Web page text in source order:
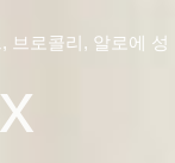
브로콜리, 알로에 성